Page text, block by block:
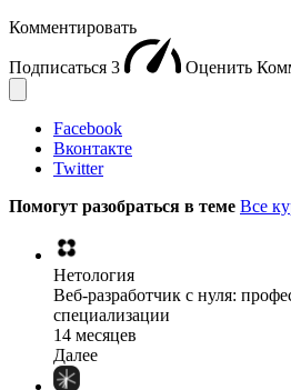
Комментировать
Подписаться 3 Оценить
Facebook
Вконтакте
Twitter
Помогут разобраться в теме Все
Нетология
Веб-разработчик с нуля:
специализации
14 месяцев
Далее